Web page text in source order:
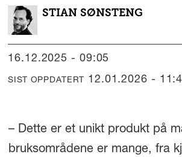
STIAN SØNSTENG
16.12.2025 - 09:05
SIST OPPDATERT 12.01.2026 -
– Dette er et unikt produkt på
bruksområdene er mange, fra